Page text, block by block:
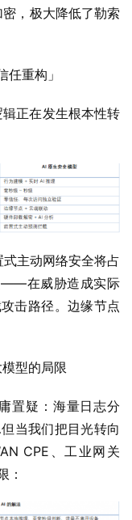
，极大降低了勒索
任重构」
正在发生根本性转
主动网络安全将占
——在威胁造成实际
击路径。边缘节点
型的局限
置疑：海量日志分
当我们把目光转向
CPE、工业网关
：